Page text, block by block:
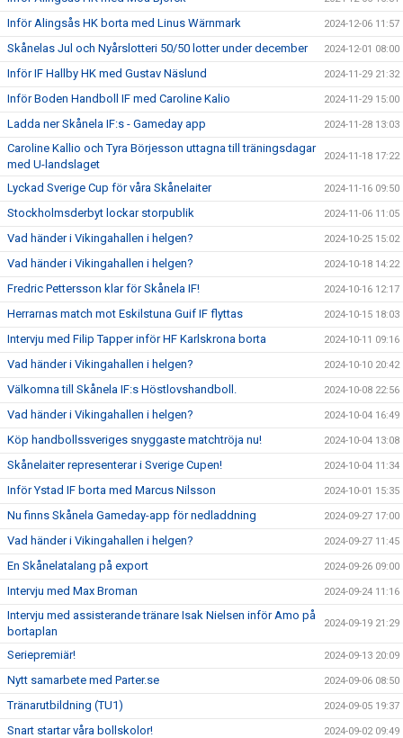
Inför Alingsås HK borta med Linus Wärnmark 2024-12-06 11:57
Skånelas Jul och Nyårslotteri 50/50 lotter under december 2024-12-01 08:00
Inför IF Hallby HK med Gustav Näslund 2024-11-29 21:32
Inför Boden Handboll IF med Caroline Kalio 2024-11-29 15:00
Ladda ner Skånela IF:s - Gameday app 2024-11-28 13:03
Caroline Kallio och Tyra Börjesson uttagna till träningsdagar
med U-landslaget
2024-11-18 17:22
Lyckad Sverige Cup för våra Skånelaiter 2024-11-16 09:50
Stockholmsderbyt lockar storpublik 2024-11-06 11:05
Vad händer i Vikingahallen i helgen? 2024-10-25 15:02
Vad händer i Vikingahallen i helgen? 2024-10-18 14:22
Fredric Pettersson klar för Skånela IF! 2024-10-16 12:17
Herrarnas match mot Eskilstuna Guif IF flyttas 2024-10-15 18:03
Intervju med Filip Tapper inför HF Karlskrona borta 2024-10-11 09:16
Vad händer i Vikingahallen i helgen? 2024-10-10 20:42
Välkomna till Skånela IF:s Höstlovshandboll. 2024-10-08 22:56
Vad händer i Vikingahallen i helgen? 2024-10-04 16:49
Köp handbollssveriges snyggaste matchtröja nu! 2024-10-04 13:08
Skånelaiter representerar i Sverige Cupen! 2024-10-04 11:34
Inför Ystad IF borta med Marcus Nilsson 2024-10-01 15:35
Nu finns Skånela Gameday-app för nedladdning 2024-09-27 17:00
Vad händer i Vikingahallen i helgen? 2024-09-27 11:45
En Skånelatalang på export 2024-09-26 09:00
Intervju med Max Broman 2024-09-24 11:16
Intervju med assisterande tränare Isak Nielsen inför Amo på
bortaplan
2024-09-19 21:29
Seriepremiär! 2024-09-13 20:09
Nytt samarbete med Parter.se 2024-09-06 08:50
Tränarutbildning (TU1) 2024-09-05 19:37
Snart startar våra bollskolor! 2024-09-02 09:49